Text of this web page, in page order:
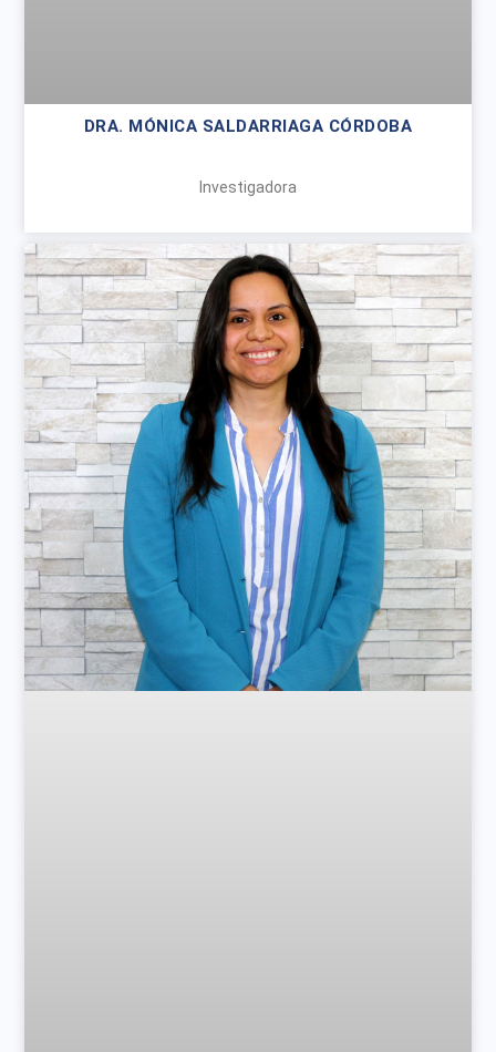
DRA. MÓNICA SALDARRIAGA CÓRDOBA
Investigadora